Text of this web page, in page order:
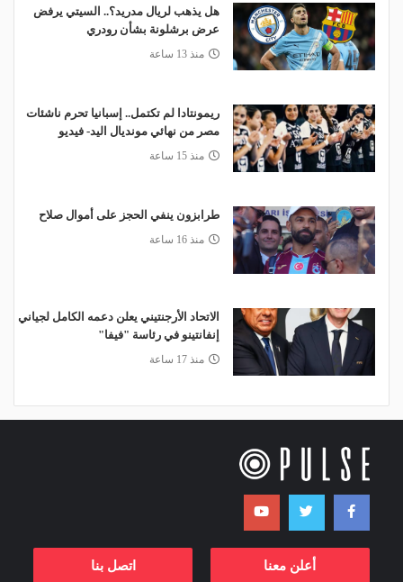
هل يذهب لريال مدريد؟.. السيتي يرفض
عرض برشلونة بشأن رودري
منذ 13 ساعة
ريمونتادا لم تكتمل.. إسبانيا تحرم ناشئات
مصر من نهائي مونديال اليد- فيديو
منذ 15 ساعة
طرابزون ينفي الحجز على أموال صلاح
منذ 16 ساعة
الاتحاد الأرجنتيني يعلن دعمه الكامل لجياني
إنفانتينو في رئاسة "فيفا"
منذ 17 ساعة
أعلن معنا اتصل بنا